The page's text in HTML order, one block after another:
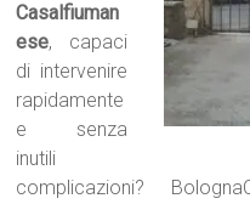
Casalfiuman
ese, capaci
di intervenire
rapidamente
e senza
inutili
complicazioni?